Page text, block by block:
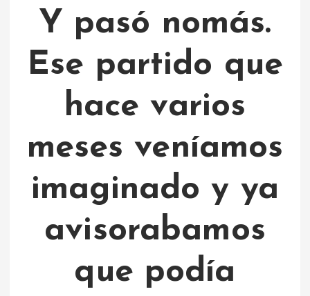
Y pasó nomás.
Ese partido que
hace varios
meses veníamos
imaginado y ya
avisorabamos
que podía